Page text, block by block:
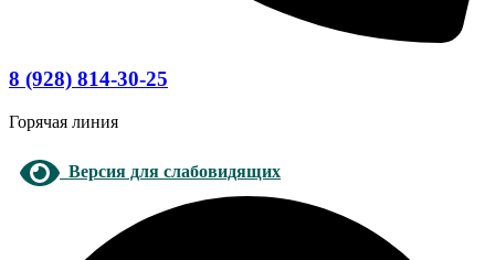
8 (928) 814-30-25
Горячая линия
Версия для слабовидящих